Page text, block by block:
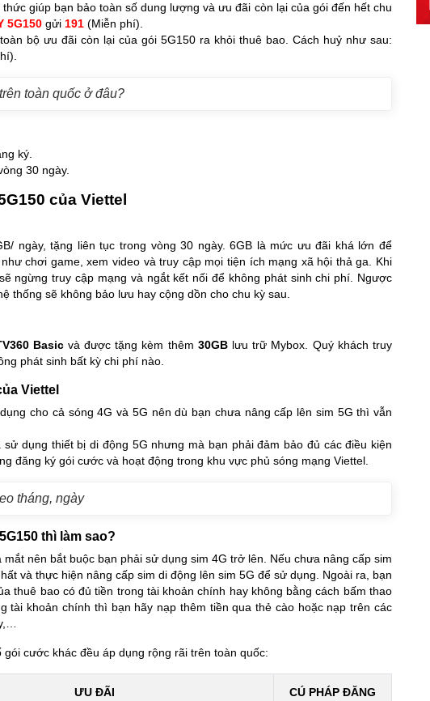
giúp bạn bảo toàn số dung lượng và ưu đãi còn lại của gói đến hết chu
5G150 gửi 191 (Miễn phí).
bộ ưu đãi còn lại của gói 5G150 ra khỏi thuê bao. Cách huỷ như sau:
toàn quốc ở đâu?
ký.
30 ngày.
của Viettel
ngày, tặng liên tục trong vòng 30 ngày. 6GB là mức ưu đãi khá lớn để
chơi game, xem video và truy cập mọi tiện ích mạng xã hội thả ga. Khi
ngừng truy cập mạng và ngắt kết nối để không phát sinh chi phí. Ngược
thống sẽ không bảo lưu hay cộng dồn cho chu kỳ sau.
Basic và được tặng kèm thêm 30GBlưu trữ Mybox. Quý khách truy
phát sinh bất kỳ chi phí nào.
Viettel
cho cả sóng 4G và 5G nên dù bạn chưa nâng cấp lên sim 5G thì vẫn
dụng thiết bị di động 5G nhưng mà bạn phải đảm bảo đủ các điều kiện
đăng ký gói cước và hoạt động trong khu vực phủ sóng mạng Viettel.
tháng, ngày
thì làm sao?
nên bắt buộc bạn phải sử dụng sim 4G trở lên. Nếu chưa nâng cấp sim
và thực hiện nâng cấp sim di động lên sim 5G để sử dụng. Ngoài ra, bạn
thuê bao có đủ tiền trong tài khoản chính hay không bằng cách bấm thao
tài khoản chính thì bạn hãy nạp thêm tiền qua thẻ cào hoặc nạp trên các
cước khác đều áp dụng rộng rãi trên toàn quốc:
ƯU ĐÃI
CÚ PHÁP ĐĂNG